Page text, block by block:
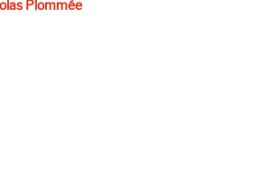
Plommée